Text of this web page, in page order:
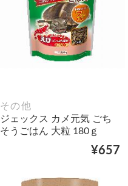
その他
ジェックス カメ元気 ごち
そうごはん 大粒 180ｇ
¥657